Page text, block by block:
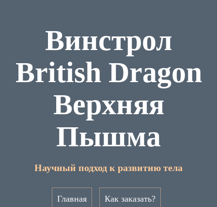
Винстрол
British Dragon
Верхняя
Пышма
Научный подход к развитию тела
Главная Как заказать?